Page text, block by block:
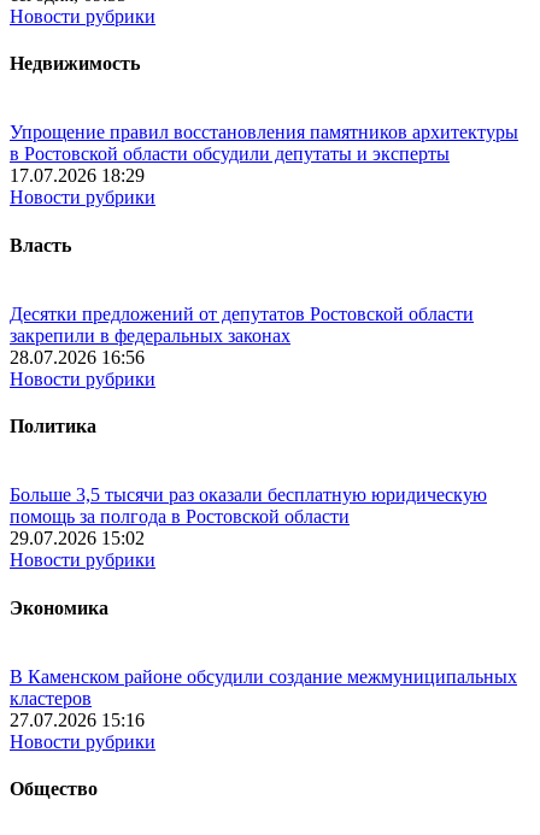
Новости рубрики
Недвижимость
Упрощение правил восстановления памятников архитектуры
в Ростовской области обсудили депутаты и эксперты
17.07.2026 18:29
Новости рубрики
Власть
Десятки предложений от депутатов Ростовской области
закрепили в федеральных законах
28.07.2026 16:56
Новости рубрики
Политика
Больше 3,5 тысячи раз оказали бесплатную юридическую
помощь за полгода в Ростовской области
29.07.2026 15:02
Новости рубрики
Экономика
В Каменском районе обсудили создание межмуниципальных
кластеров
27.07.2026 15:16
Новости рубрики
Общество